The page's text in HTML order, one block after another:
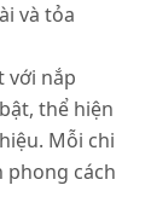
và tỏa
với nắp
thể hiện
Mỗi chi
phong cách